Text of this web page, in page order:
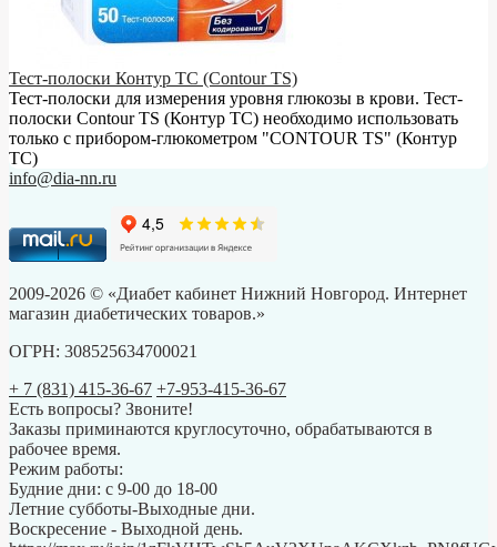
Тест-полоски Контур ТС (Contour TS)
Тест-полоски для измерения уровня глюкозы в крови. Тест-
полоски Contour TS (Контур ТС) необходимо использовать
только с прибором-глюкометром "CONTOUR TS" (Контур
ТС)
info@dia-nn.ru
2009-2026 © «Диабет кабинет Нижний Новгород. Интернет
магазин диабетических товаров.»
ОГРН: 308525634700021
+ 7 (831) 415-36-67 +7-953-415-36-67
Есть вопросы? Звоните!
Заказы приминаются круглосуточно, обрабатываются в
рабочее время.
Режим работы:
Будние дни: с 9-00 до 18-00
Летние субботы-Выходные дни.
Воскресение - Выходной день.